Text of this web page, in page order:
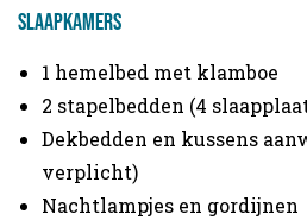
Slaapkamers
1 hemelbed met klamboe
2 stapelbedden (4
Dekbedden en kussens
verplicht)
Nachtlampjes en gordijnen